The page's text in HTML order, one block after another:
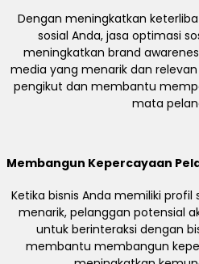
Dengan meningkatkan
sosial Anda, jasa optimasi
meningkatkan brand
media yang menarik dan
pengikut dan membantu
mata
Membangun Kepercayaan
Ketika bisnis Anda memiliki
menarik, pelanggan potensial
untuk berinteraksi dengan
membantu membangun